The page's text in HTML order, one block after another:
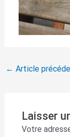
← Article
Laisser
Votre